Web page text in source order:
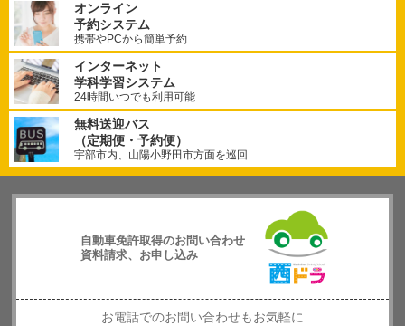
オンライン
予約システム
携帯やPCから簡単予約
インターネット
学科学習システム
24時間いつでも利用可能
無料送迎バス
（定期便・予約便）
宇部市内、山陽小野田市方面を巡回
自動車免許取得のお問い合わせ
資料請求、お申し込み
西日本自動
車学校
お電話でのお問い合わせもお気軽に